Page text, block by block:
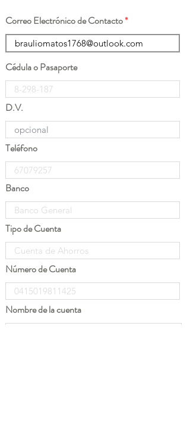
Correo Electrónico de Contacto
Cédula o Pasaporte
D.V.
Teléfono
Banco
Tipo de Cuenta
Número de Cuenta
Nombre de la cuenta